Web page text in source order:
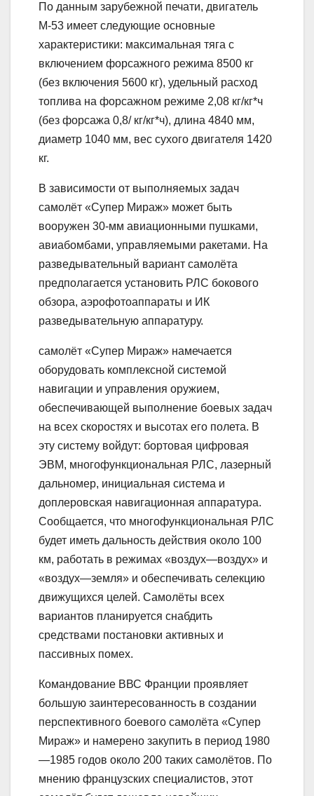
По данным зарубежной печати, двигатель
М-53 имеет следующие основные
характеристики: максимальная тяга с
включением форсажного режима 8500 кг
(без включения 5600 кг), удельный расход
топлива на форсажном режиме 2,08 кг/кг*ч
(без форсажа 0,8/ кг/кг*ч), длина 4840 мм,
диаметр 1040 мм, вес сухого двигателя 1420
кг.
В зависимости от выполняемых задач
самолёт «Супер Мираж» может быть
вооружен 30-мм авиационными пушками,
авиабомбами, управляемыми ракетами. На
разведывательный вариант самолёта
предполагается установить РЛС бокового
обзора, аэрофотоаппараты и ИК
разведывательную аппаратуру.
самолёт «Супер Мираж» намечается
оборудовать комплексной системой
навигации и управления оружием,
обеспечивающей выполнение боевых задач
на всех скоростях и высотах его полета. В
эту систему войдут: бортовая цифровая
ЭВМ, многофункциональная РЛС, лазерный
дальномер, инициальная система и
доплеровская навигационная аппаратура.
Сообщается, что многофункциональная РЛС
будет иметь дальность действия около 100
км, работать в режимах «воздух—воздух» и
«воздух—земля» и обеспечивать селекцию
движущихся целей. Самолёты всех
вариантов планируется снабдить
средствами постановки активных и
пассивных помех.
Командование ВВС Франции проявляет
большую заинтересованность в создании
перспективного боевого самолёта «Супер
Мираж» и намерено закупить в период 1980
—1985 годов около 200 таких самолётов. По
мнению французских специалистов, этот